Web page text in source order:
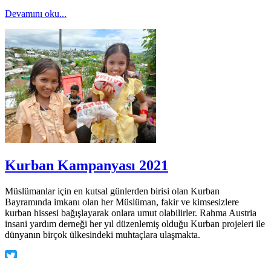
Devamını oku...
Kurban Kampanyası 2021
Müslümanlar için en kutsal günlerden birisi olan Kurban
Bayramında imkanı olan her Müslüman, fakir ve kimsesizlere
kurban hissesi bağışlayarak onlara umut olabilirler. Rahma Austria
insani yardım derneği her yıl düzenlemiş olduğu Kurban projeleri ile
dünyanın birçok ülkesindeki muhtaçlara ulaşmakta.